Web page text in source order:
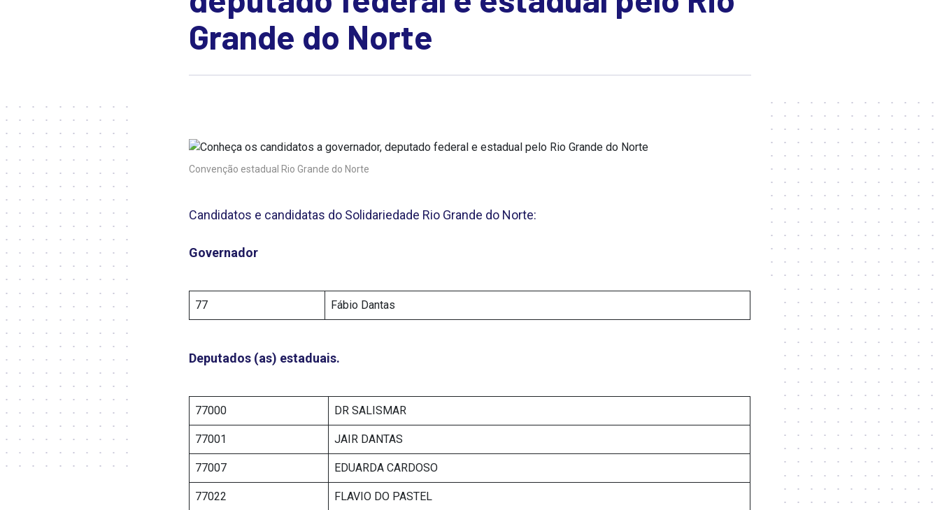
Grande do Norte
Convenção estadual Rio Grande do Norte
Candidatos e candidatas do Solidariedade Rio Grande do Norte:
Governador
77 Fábio Dantas
Deputados (as) estaduais.
77000 DR SALISMAR
77001 JAIR DANTAS
77007 EDUARDA CARDOSO
77022 FLAVIO DO PASTEL